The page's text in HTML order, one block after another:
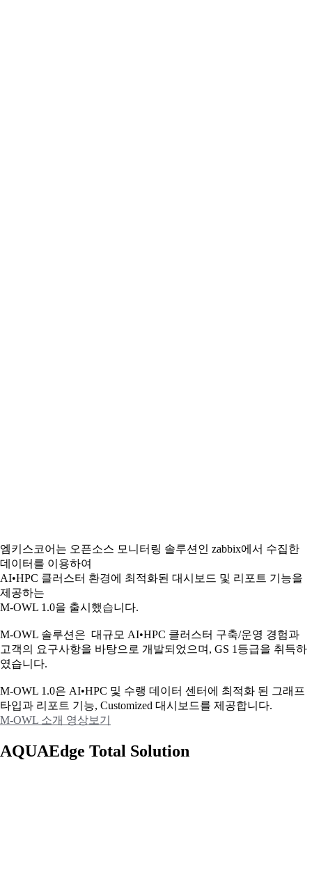
엠키스코어는 오픈소스 모니터링 솔루션인 zabbix에서 수집한
데이터를 이용하여
AI•HPC 클러스터 환경에 최적화된 대시보드 및 리포트 기능을
제공하는
M-OWL 1.0을 출시했습니다.
M-OWL 솔루션은 대규모 AI•HPC 클러스터 구축/운영 경험과
고객의 요구사항을 바탕으로 개발되었으며, GS 1등급을 취득하
였습니다.
M-OWL 1.0은 AI•HPC 및 수랭 데이터 센터에 최적화 된 그래프
타입과 리포트 기능, Customized 대시보드를 제공합니다.
M-OWL 소개 영상보기
AQUAEdge Total Solution